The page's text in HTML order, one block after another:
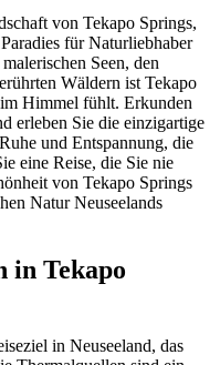
von Tekapo Springs,
für Naturliebhaber
Seen, den
Wäldern ist Tekapo
Himmel fühlt. Erkunden
erleben Sie die einzigartige
und Entspannung, die
eine Reise, die Sie nie
von Tekapo Springs
Natur Neuseelands
in Tekapo
in Neuseeland, das